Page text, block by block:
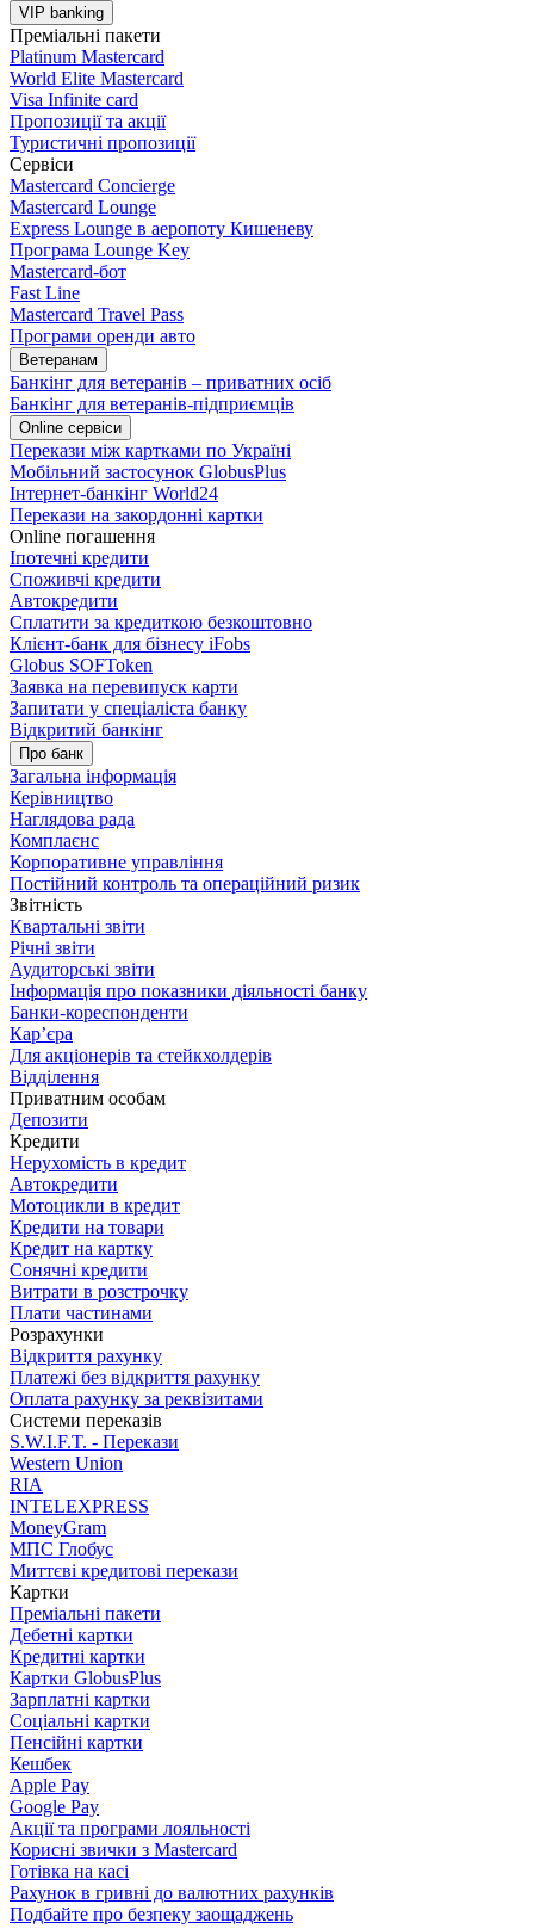
VIP banking
Преміальні пакети
Platinum Mastercard
World Elite Mastercard
Visa Infinite card
Пропозиції та акції
Туристичні пропозиції
Сервіси
Mastercard Concierge
Masterсard Lounge
Express Lounge в аеропоту Кишеневу
Програма Lounge Key
Masterсard-бот
Fast Line
Mastercard Travel Pass
Програми оренди авто
Ветеранам
Банкінг для ветеранів – приватних осіб
Банкінг для ветеранів-підприємців
Online сервіси
Перекази між картками по Україні
Мобільний застосунок GlobusPlus
Інтернет-банкінг World24
Перекази на закордонні картки
Online погашення
Іпотечні кредити
Споживчі кредити
Автокредити
Сплатити за кредиткою безкоштовно
Клієнт-банк для бізнесу iFobs
Globus SOFToken
Заявка на перевипуск карти
Запитати у спеціаліста банку
Відкритий банкінг
Про банк
Загальна інформація
Керівництво
Наглядова рада
Комплаєнс
Корпоративне управління
Постійний контроль та операційний ризик
Звітність
Квартальні звіти
Річні звіти
Аудиторські звіти
Інформація про показники діяльності банку
Банки-кореспонденти
Кар’єра
Для акціонерів та стейкхолдерів
Відділення
Приватним особам
Депозити
Кредити
Нерухомість в кредит
Автокредити
Мотоцикли в кредит
Кредити на товари
Кредит на картку
Сонячні кредити
Витрати в розстрочку
Плати частинами
Розрахунки
Відкриття рахунку
Платежі без відкриття рахунку
Оплата рахунку за реквізитами
Системи переказів
S.W.I.F.T. - Перекази
Western Union
RIA
INTELEXPRESS
MoneyGram
МПС Глобус
Миттєві кредитові перекази
Картки
Преміальні пакети
Дебетні картки
Кредитні картки
Картки GlobusPlus
Зарплатні картки
Соціальні картки
Пенсійні картки
Кешбек
Apple Pay
Google Pay
Акції та програми лояльності
Корисні звички з Mastercard
Готівка на касі
Рахунок в гривні до валютних рахунків
Подбайте про безпеку заощаджень